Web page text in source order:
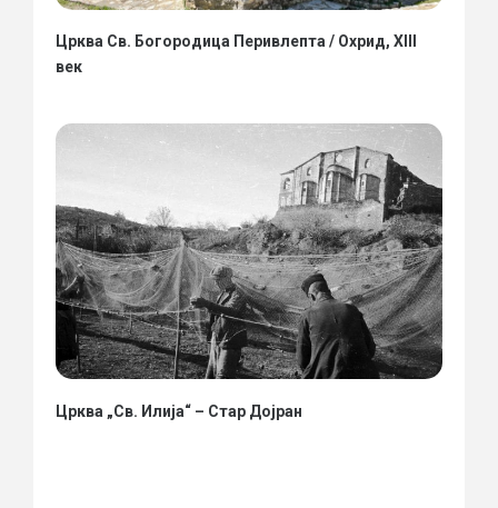
Црква Св. Богородица Перивлепта / Охрид, XIII
век
Црква „Св. Илија“ – Стар Дојран